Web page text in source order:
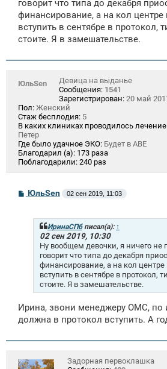
н
и
говорит что типа до декабря
финансирование, а на кол центре
вступить в сентябре в протокол,
стоите. Я в замешательстве.
ЮльSen
Девица на выданье
Сообщения: 1541
Зарегистрирован: 20 май
Пол: Женский
Стаж бесплодия: 5
В каких клиниках проводилось
Петер
Где было удачное ЭКО: Будет в АВЕ
Благодарил (а): 173 раза
Поблагодарили: 240 раз
СЮльSen 02 сен 2019, 11:03
ИринаСПбписал(а): ↑
02 сен 2019, 10:30
Ну вообщем девочки, я ничего
говорит что типа до декабря
финансирование, а на кол центре
вступить в сентябре в протокол,
стоите. Я в замешательстве.
Ирина, звони менеджеру ОМС, по
должна в протокол вступить. А
Задорная первоклашка